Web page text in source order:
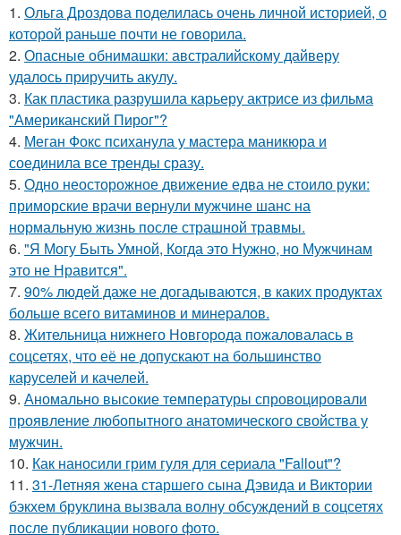
1. Ольга Дроздова поделилась очень личной историей, о
которой раньше почти не говорила.
2. Опасные обнимашки: австралийскому дайверу
удалось приручить акулу.
3. Как пластика разрушила карьеру актрисе из фильма
"Американский Пирог"?
4. Меган Фокс психанула у мастера маникюра и
соединила все тренды сразу.
5. Одно неосторожное движение едва не стоило руки:
приморские врачи вернули мужчине шанс на
нормальную жизнь после страшной травмы.
6. "Я Могу Быть Умной, Когда это Нужно, но Мужчинам
это не Нравится".
7. 90% людей даже не догадываются, в каких продуктах
больше всего витаминов и минералов.
8. Жительница нижнего Новгорода пожаловалась в
соцсетях, что её не допускают на большинство
каруселей и качелей.
9. Аномально высокие температуры спровоцировали
проявление любопытного анатомического свойства у
мужчин.
10. Как наносили грим гуля для сериала "Fallout"?
11. 31-Летняя жена старшего сына Дэвида и Виктории
бэкхем бруклина вызвала волну обсуждений в соцсетях
после публикации нового фото.